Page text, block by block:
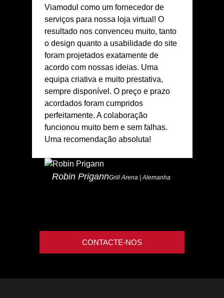
Viamodul como um fornecedor de
serviços para nossa loja virtual! O
resultado nos convenceu muito, tanto
o design quanto a usabilidade do site
foram projetados exatamente de
acordo com nossas ideias. Uma
equipa criativa e muito prestativa,
sempre disponível. O preço e prazo
acordados foram cumpridos
perfeitamente. A colaboração
funcionou muito bem e sem falhas.
Uma recomendação absoluta!
Robin PrigannGrill Arena | Alemanha
CONTACTE-NOS